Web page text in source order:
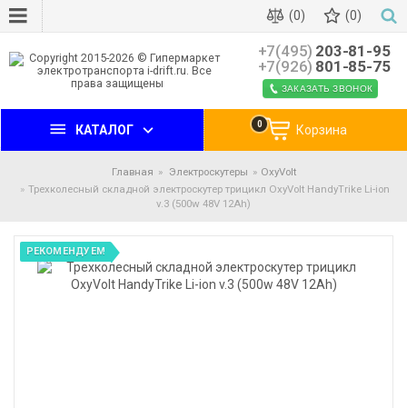
(0) (0)
+7(495) 203-81-95
+7(926) 801-85-75
ЗАКАЗАТЬ ЗВОНОК
КАТАЛОГ Корзина
0
Главная Электроскутеры
OxyVolt
Трехколесный складной электроскутер трицикл OxyVolt HandyTrike Li-ion
v.3 (500w 48V 12Ah)
РЕКОМЕНДУЕМ